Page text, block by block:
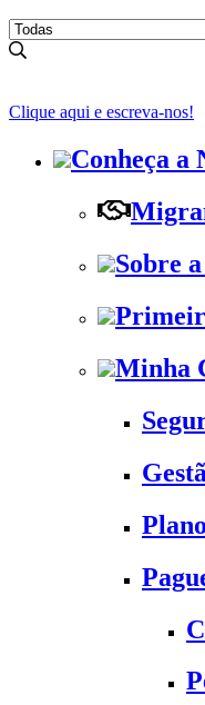
Clique aqui e escreva-nos!
Conheça a
Sobre
Minha